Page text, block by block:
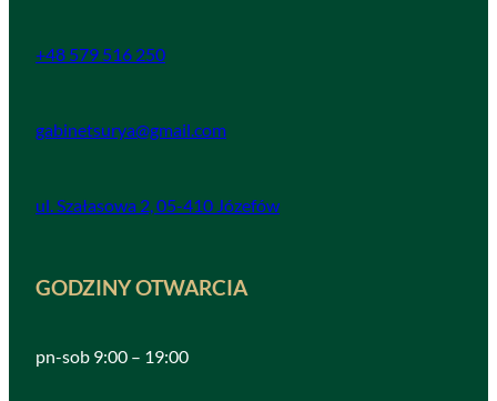
+48 579 516 250
gabinetsurya@gmail.com
ul. Szałasowa 2, 05-410 Józefów
GODZINY OTWARCIA
pn-sob 9:00 – 19:00